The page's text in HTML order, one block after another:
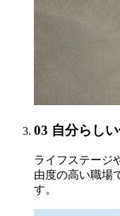
03 自分らし
ライフステージ
由度の高い職場
す。